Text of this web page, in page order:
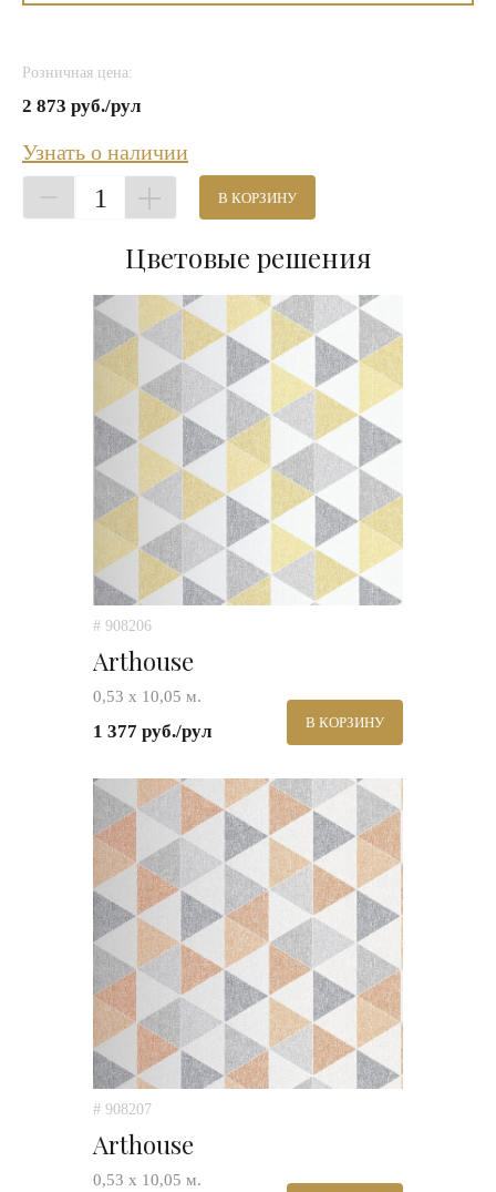
Розничная цена:
2 873 руб./рул
Узнать о наличии
1 В КОРЗИНУ
Цветовые решения
# 908206
Arthouse
0,53 х 10,05 м.
1 377 руб./рул В КОРЗИНУ
# 908207
Arthouse
0,53 х 10,05 м.